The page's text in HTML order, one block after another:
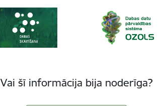
Vai šī informācija bija noderīga?